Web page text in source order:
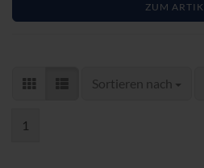
ZUM
Sortieren nach
Sortieren nach
1